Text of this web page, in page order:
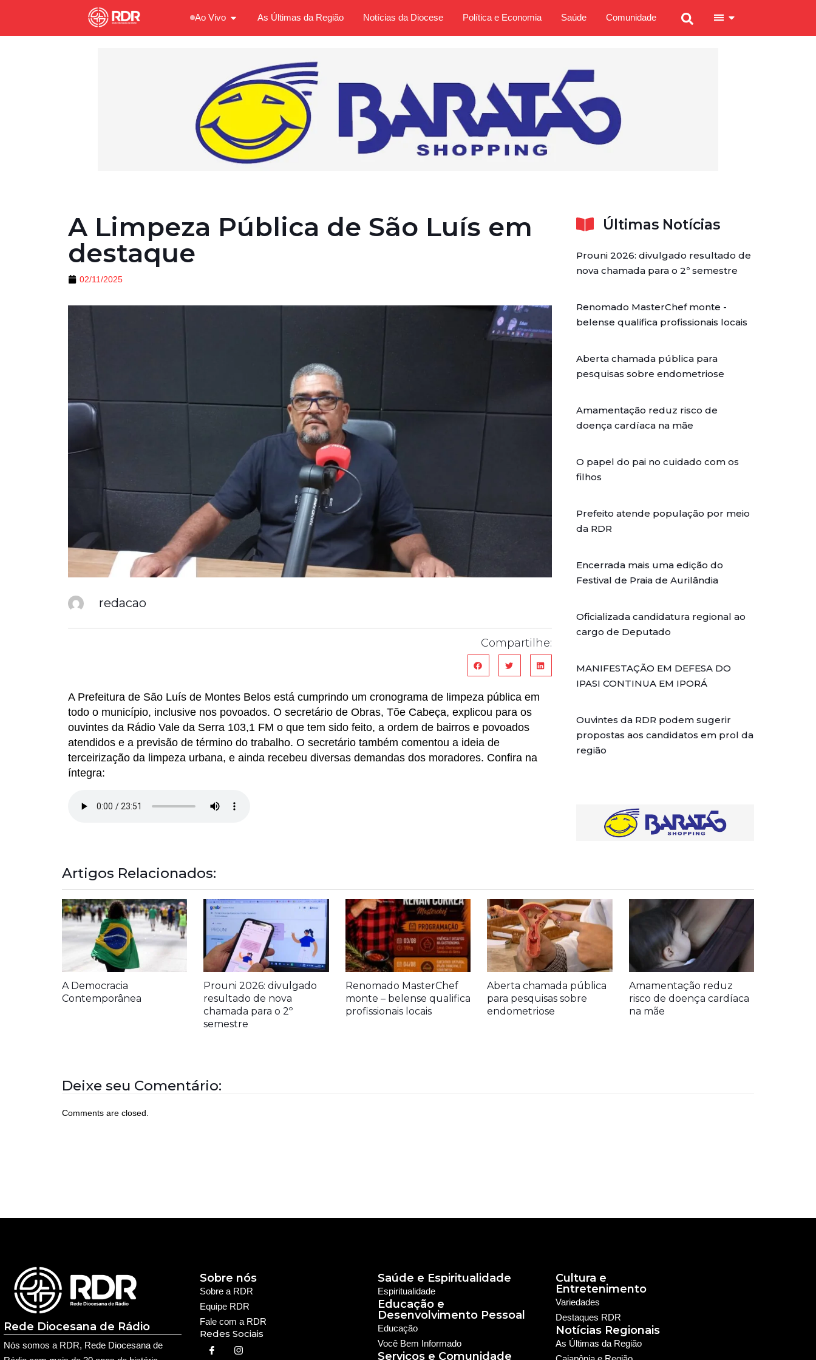
Ao Vivo As Últimas da Região Notícias da Diocese Política e Economia Saúde Comunidade
A Limpeza Pública de São Luís em
destaque
02/11/2025
redacao
Compartilhe:
A Prefeitura de São Luís de Montes Belos está cumprindo um cronograma de limpeza pública em
todo o município, inclusive nos povoados. O secretário de Obras, Tõe Cabeça, explicou para os
ouvintes da Rádio Vale da Serra 103,1 FM o que tem sido feito, a ordem de bairros e povoados
atendidos e a previsão de término do trabalho. O secretário também comentou a ideia de
terceirização da limpeza urbana, e ainda recebeu diversas demandas dos moradores. Confira na
íntegra:
Últimas Notícias
Prouni 2026: divulgado resultado de
nova chamada para o 2º semestre
Renomado MasterChef monte -
belense qualifica profissionais locais
Aberta chamada pública para
pesquisas sobre endometriose
Amamentação reduz risco de
doença cardíaca na mãe
O papel do pai no cuidado com os
filhos
Prefeito atende população por meio
da RDR
Encerrada mais uma edição do
Festival de Praia de Aurilândia
Oficializada candidatura regional ao
cargo de Deputado
MANIFESTAÇÃO EM DEFESA DO
IPASI CONTINUA EM IPORÁ
Ouvintes da RDR podem sugerir
propostas aos candidatos em prol da
região
Artigos Relacionados:
A Democracia
Contemporânea
Prouni 2026: divulgado
resultado de nova
chamada para o 2º
semestre
Renomado MasterChef
monte – belense qualifica
profissionais locais
Aberta chamada pública
para pesquisas sobre
endometriose
Amamentação reduz
risco de doença cardíaca
na mãe
Deixe seu Comentário:
Comments are closed.
Rede Diocesana de Rádio
Nós somos a RDR, Rede Diocesana de
Sobre a RDR
Equipe RDR
Fale com a RDR
Redes Sociais
Sobre nós Saúde e Espiritualidade
Espiritualidade
Educação e
Desenvolvimento Pessoal
Educação
Você Bem Informado
Serviços e Comunidade
Cultura e
Entretenimento
Notícias Regionais
As Últimas da Região
Variedades
Destaques RDR